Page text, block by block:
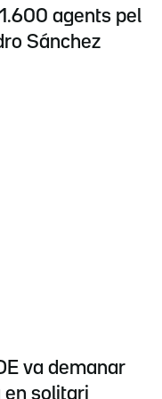
agents pel
Sánchez
va demanar
en solitari